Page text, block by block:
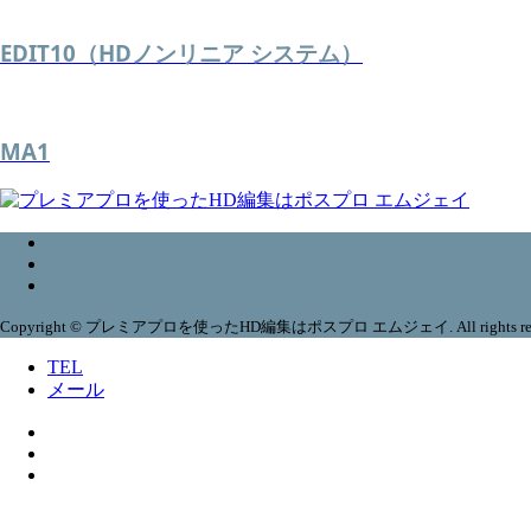
EDIT10（HDノンリニア システム）
MA1
Copyright © プレミアプロを使ったHD編集はポスプロ エムジェイ. All rights
TEL
メール